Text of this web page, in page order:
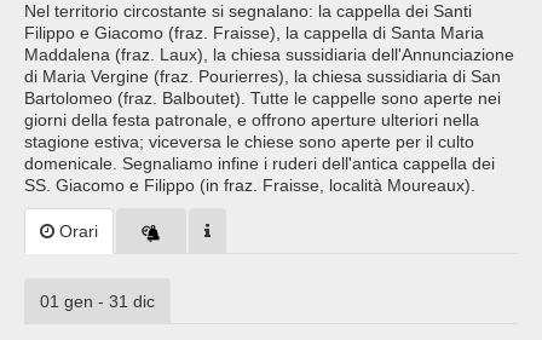
Nel territorio circostante si segnalano: la cappella dei Santi
Filippo e Giacomo (fraz. Fraisse), la cappella di Santa Maria
Maddalena (fraz. Laux), la chiesa sussidiaria dell'Annunciazione
di Maria Vergine (fraz. Pourierres), la chiesa sussidiaria di San
Bartolomeo (fraz. Balboutet). Tutte le cappelle sono aperte nei
giorni della festa patronale, e offrono aperture ulteriori nella
stagione estiva; viceversa le chiese sono aperte per il culto
domenicale. Segnaliamo infine i ruderi dell'antica cappella dei
SS. Giacomo e Filippo (in fraz. Fraisse, località Moureaux).
Orari
01 gen - 31 dic